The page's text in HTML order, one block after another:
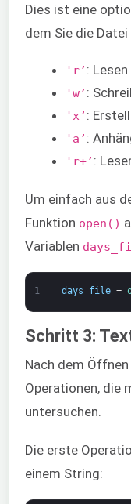
Dies ist eine
dem Sie die
'r’ : Lesen
'w’ :
'x’ :
'a’ :
'r+’ :
Um einfach aus
Funktion open()
Variablen
1 days_file =
Schritt 3:
Nach dem
Operationen, die
untersuchen.
Die erste
einem String: